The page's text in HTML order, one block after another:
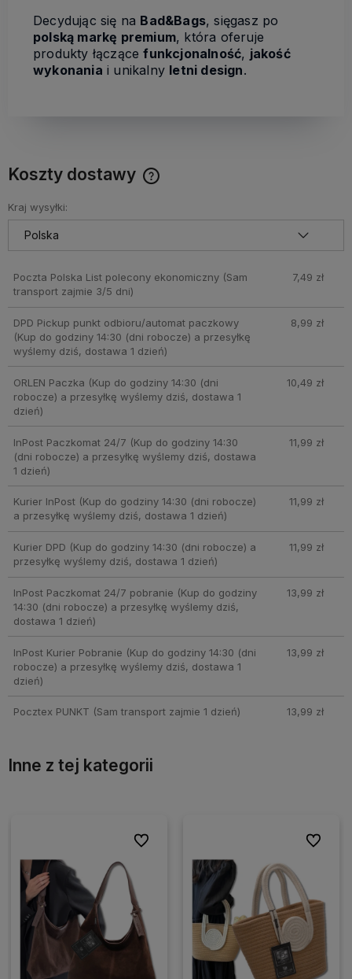
Decydując się na Bad&Bags, sięgasz po
polską markę premium, która oferuje
produkty łączącefunkcjonalność, jakość
wykonania i unikalny letni design.
Koszty dostawy
Kraj wysyłki:
Poczta Polska List polecony ekonomiczny (Sam
transport zajmie 3/5 dni)
7,49 zł
DPD Pickup punkt odbioru/automat paczkowy
(Kup do godziny 14:30 (dni robocze) a przesyłkę
wyślemy dziś, dostawa 1 dzień)
8,99 zł
ORLEN Paczka (Kup do godziny 14:30 (dni
robocze) a przesyłkę wyślemy dziś, dostawa 1
dzień)
10,49 zł
InPost Paczkomat 24/7 (Kup do godziny 14:30
(dni robocze) a przesyłkę wyślemy dziś, dostawa
1 dzień)
11,99 zł
Kurier InPost(Kup do godziny 14:30 (dni robocze)
a przesyłkę wyślemy dziś, dostawa 1 dzień)
11,99 zł
Kurier DPD (Kup do godziny 14:30 (dni robocze) a
przesyłkę wyślemy dziś, dostawa 1 dzień)
11,99 zł
InPost Paczkomat 24/7 pobranie (Kup do godziny
14:30 (dni robocze) a przesyłkę wyślemy dziś,
dostawa 1 dzień)
13,99 zł
InPost Kurier Pobranie (Kup do godziny 14:30 (dni
robocze) a przesyłkę wyślemy dziś, dostawa 1
dzień)
13,99 zł
Pocztex PUNKT (Sam transport zajmie 1 dzień) 13,99 zł
Inne z tej kategorii
Do ulubionych
Do ulubionych Do
Do